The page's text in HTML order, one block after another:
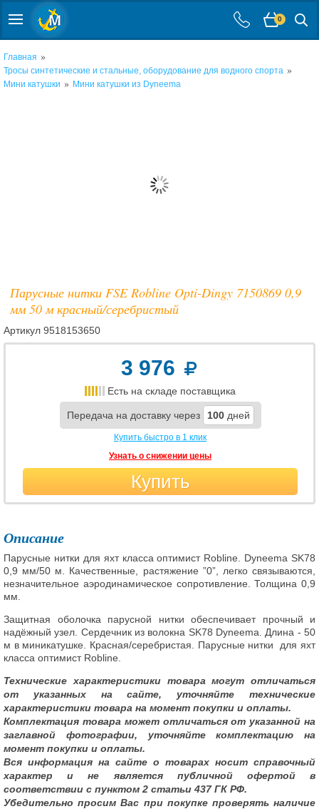
0
Главная »
Тросы синтетические и стальные, оборудование для водного спорта »
Мини катушки » Мини катушки из Dyneema
Парусные нитки FSE Robline Opti-Dingy 7150869 0,9
мм 50 м красный/серебристый
Артикул 9518153650
3 976
Есть на складе поставщика
Передача на доставку через 100 дней
Купить быстро в 1 клик
Узнать о снижении цены
Купить
Описание
Парусные нитки для яхт класса оптимист Robline. Dyneema SK78
0,9 мм/50 м. Качественные, растяжение ”0”, легко связываются,
незначительное аэродинамическое сопротивление. Толщина 0,9
мм.
Защитная оболочка парусной нитки обеспечивает прочный и
надёжный узел. Сердечник из волокна SK78 Dyneema. Длина - 50
м в миникатушке. Красная/серебристая. Парусные нитки для яхт
класса оптимист Robline.
Технические характеристики товара могут отличаться
от указанных на сайте, уточняйте технические
характеристики товара на момент покупки и оплаты.
Комплектация товара может отличаться от указанной на
заглавной фотографии, уточняйте комплектацию на
момент покупки и оплаты.
Вся информация на сайте о товарах носит справочный
характер и не является публичной офертой в
соответствии с пунктом 2 статьи 437 ГК РФ.
Убедительно просим Вас при покупке проверять наличие